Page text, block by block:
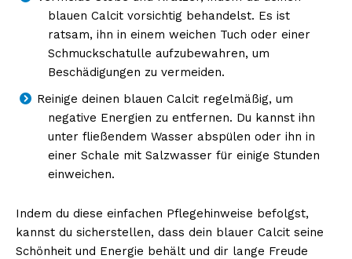
blauen Calcit vorsichtig behandelst. Es ist
ratsam, ihn in einem weichen Tuch oder einer
Schmuckschatulle aufzubewahren, um
Beschädigungen zu vermeiden.
Reinige deinen blauen Calcit regelmäßig, um
negative Energien zu entfernen. Du kannst ihn
unter fließendem Wasser abspülen oder ihn in
einer Schale mit Salzwasser für einige Stunden
einweichen.
Indem du diese einfachen Pflegehinweise befolgst,
kannst du sicherstellen, dass dein blauer Calcit seine
Schönheit und Energie behält und dir lange Freude